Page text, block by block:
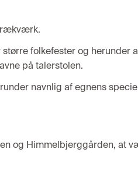
rækværk.
folkefester og herunder
på talerstolen.
navnlig af egnens
og Himmelbjerggården, at